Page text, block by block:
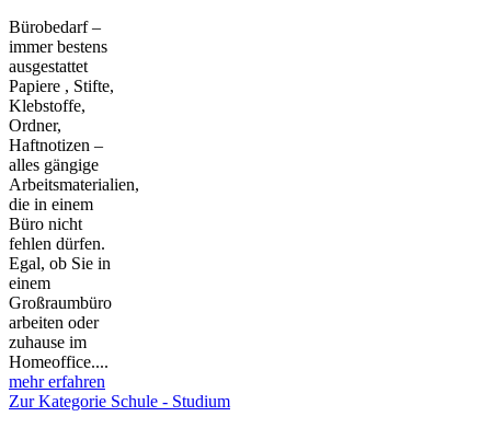
Bürobedarf –
immer bestens
ausgestattet
Papiere , Stifte,
Klebstoffe,
Ordner,
Haftnotizen –
alles gängige
Arbeitsmaterialien,
die in einem
Büro nicht
fehlen dürfen.
Egal, ob Sie in
einem
Großraumbüro
arbeiten oder
zuhause im
Homeoffice....
mehr erfahren
Zur Kategorie Schule - Studium